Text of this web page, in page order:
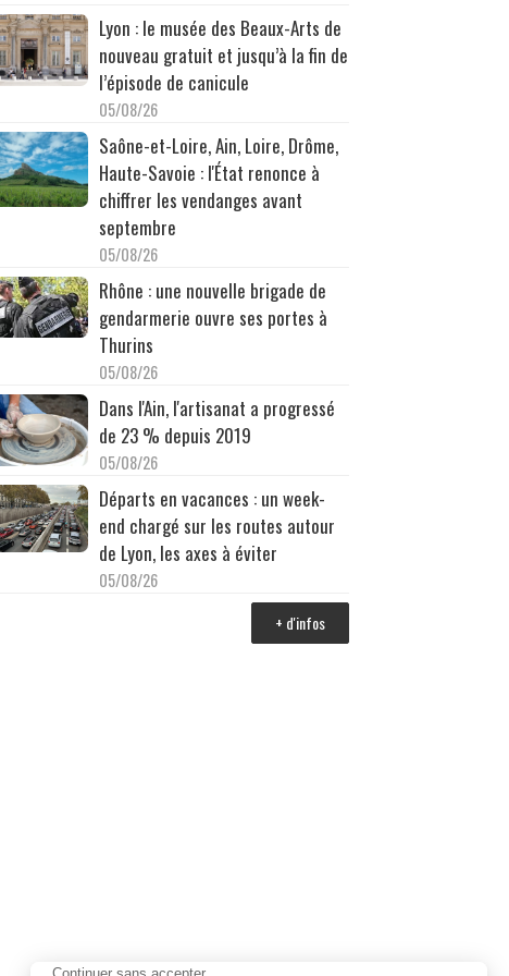
Lyon : le musée des Beaux-Arts de
nouveau gratuit et jusqu’à la fin de
l’épisode de canicule
05/08/26
Saône-et-Loire, Ain, Loire, Drôme,
Haute-Savoie : l'État renonce à
chiffrer les vendanges avant
septembre
05/08/26
Rhône : une nouvelle brigade de
gendarmerie ouvre ses portes à
Thurins
05/08/26
Dans l'Ain, l'artisanat a progressé
de 23 % depuis 2019
05/08/26
Départs en vacances : un week-
end chargé sur les routes autour
de Lyon, les axes à éviter
05/08/26
+ d'infos